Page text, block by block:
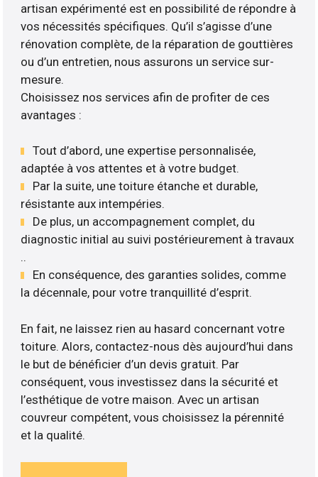
artisan expérimenté est en possibilité de répondre à
vos nécessités spécifiques. Qu’il s’agisse d’une
rénovation complète, de la réparation de gouttières
ou d’un entretien, nous assurons un service sur-
mesure.
Choisissez nos services afin de profiter de ces
avantages :
Tout d’abord, une expertise personnalisée,
adaptée à vos attentes et à votre budget.
Par la suite, une toiture étanche et durable,
résistante aux intempéries.
De plus, un accompagnement complet, du
diagnostic initial au suivi postérieurement à travaux
..
En conséquence, des garanties solides, comme
la décennale, pour votre tranquillité d’esprit.
En fait, ne laissez rien au hasard concernant votre
toiture. Alors, contactez-nous dès aujourd’hui dans
le but de bénéficier d’un devis gratuit. Par
conséquent, vous investissez dans la sécurité et
l’esthétique de votre maison. Avec un artisan
couvreur compétent, vous choisissez la pérennité
et la qualité.